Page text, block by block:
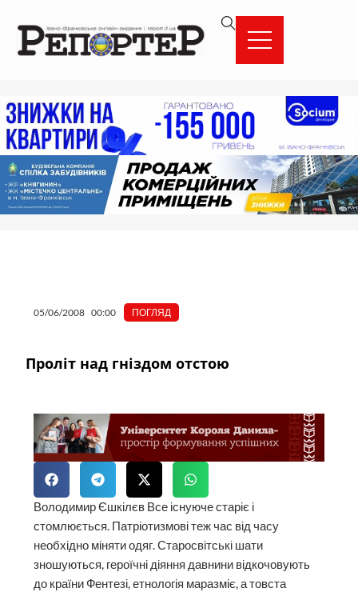
вмісту
05/06/2008 00:00 ПОГЛЯД
Проліт над гніздом отстою
Володимир Єшкілєв Все існуюче старіє і
стомлюється. Патріотизмові теж час від часу
необхідно міняти одяг. Старосвітські шати
зношуються, героїчні діяння давнини відкочовують
до країни Фентезі, етнологія маразміє, а товста